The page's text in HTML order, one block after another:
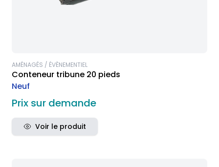
AMÉNAGÉS / ÉVÈNEMENTIEL
Conteneur tribune 20 pieds
Neuf
Prix sur demande
Voir le produit